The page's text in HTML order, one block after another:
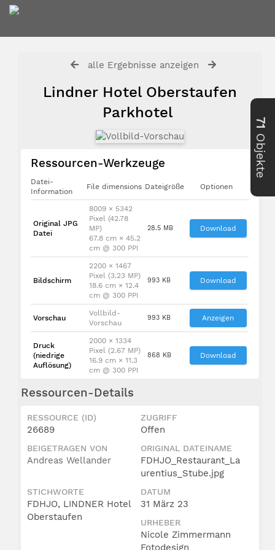
alle Ergebnisse anzeigen
Lindner Hotel Oberstaufen
Parkhotel
Ressourcen-Werkzeuge
Datei-
Information
File dimensions Dateigröße Optionen
Original JPG
Datei
8009 × 5342
Pixel (42.78
MP)
67.8 cm × 45.2
cm @ 300 PPI
28.5 MB Download
Bildschirm
2200 × 1467
Pixel (3.23 MP)
18.6 cm × 12.4
cm @ 300 PPI
993 KB Download
Vorschau
Vollbild-
Vorschau
993 KB Anzeigen
Druck
(niedrige
Auflösung)
2000 × 1334
Pixel (2.67 MP)
16.9 cm × 11.3
cm @ 300 PPI
868 KB Download
Ressourcen-Details
RESSOURCE (ID)
26689
ZUGRIFF
Offen
BEIGETRAGEN VON
Andreas Wellander
ORIGINAL DATEINAME
FDHJO_Restaurant_La
urentius_Stube.jpg
STICHWORTE
FDHJO, LINDNER Hotel
Oberstaufen
DATUM
31 März 23
URHEBER
Nicole Zimmermann
Fotodesign
71
Objekte